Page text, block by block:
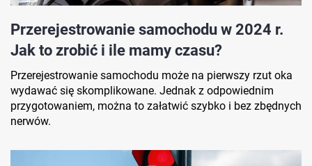
Przerejestrowanie samochodu w 2024 r.
Jak to zrobić i ile mamy czasu?
Przerejestrowanie samochodu może na pierwszy rzut oka
wydawać się skomplikowane. Jednak z odpowiednim
przygotowaniem, można to załatwić szybko i bez zbędnych
nerwów.